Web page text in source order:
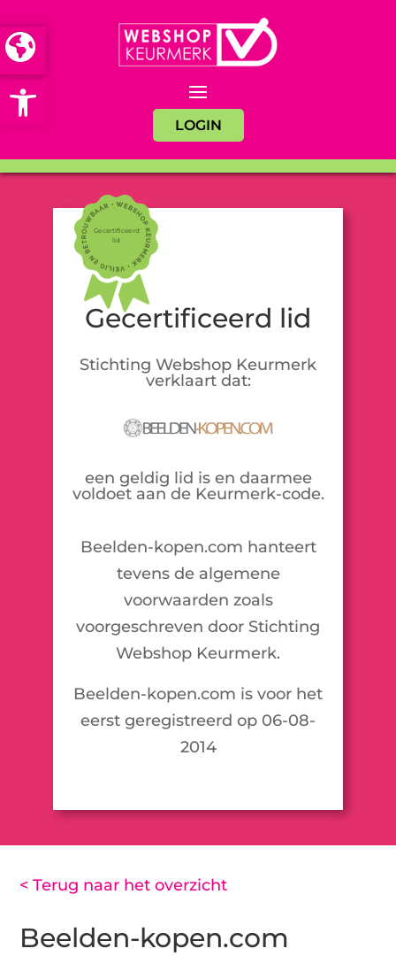
Open toolbar
LOGIN
Gecertificeerd
lid
Gecertificeerd lid
Stichting Webshop Keurmerk
verklaart dat:
een geldig lid is en daarmee
voldoet aan de Keurmerk-code.
Beelden-kopen.com hanteert
tevens de algemene
voorwaarden zoals
voorgeschreven door Stichting
Webshop Keurmerk.
Beelden-kopen.com is voor het
eerst geregistreerd op 06-08-
2014
< Terug naar het overzicht
Beelden-kopen.com